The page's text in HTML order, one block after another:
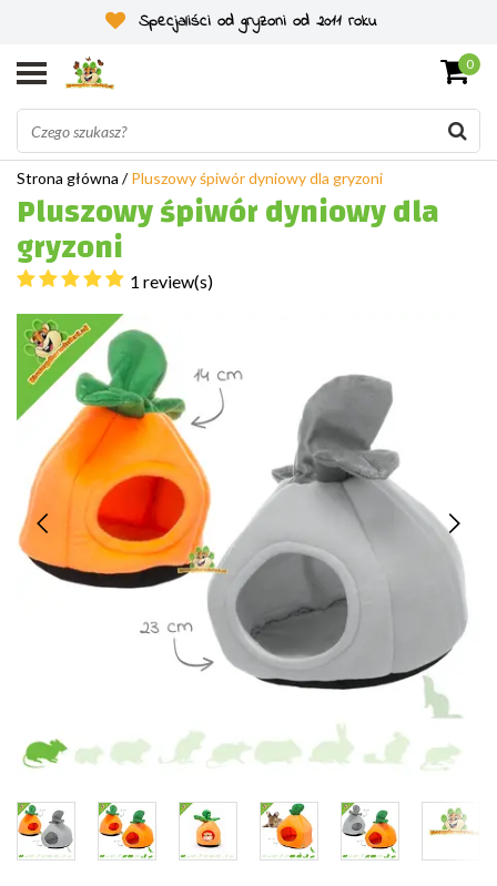
Specjaliści od gryzoni od 2011 roku
0
Strona główna /Pluszowy śpiwór dyniowy dla gryzoni
Pluszowy śpiwór dyniowy dla
gryzoni
1 review(s)